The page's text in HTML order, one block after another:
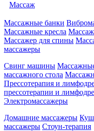
Массаж
Массажные банки
Массажные кресла
Массажер для спины
массажеры
Свинг машины
массажного стола
Прессотерапия и
прессотерапии и
Электромассажеры
Домашние массажеры
массажеры Стоун-терапия